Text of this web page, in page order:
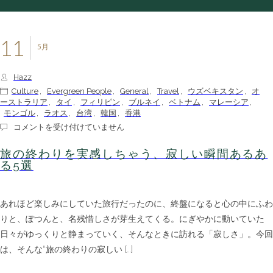
5月
11
Hazz
Culture , Evergreen People , General , Travel , ウズベキスタン ,
オ
ーストラリア , タイ , フィリピン , ブルネイ , ベトナム , マレーシア ,
モンゴル , ラオス , 台湾 , 韓国 ,
香港
旅
終
わ
り
感
ち
ゃ
う、
コメントを受け付けていません
旅の終わりを実感しちゃう、寂しい瞬間あるあ
る5選
あれほど楽しみにしていた旅行だったのに、終盤になると心の中にふわ
りと、ぽつんと、名残惜しさが芽生えてくる。にぎやかに動いていた
日々がゆっくりと静まっていく、そんなときに訪れる「寂しさ」。今回
は、そんな“旅の終わりの寂しい […]